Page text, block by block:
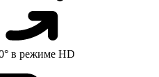
в режиме HD